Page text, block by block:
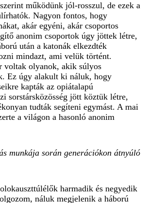
működünk jól-rosszul, de ezek a
Nagyon fontos, hogy
akár egyéni, akár csoportos
anonim csoportok úgy jöttek létre,
után a katonák elkezdték
mindazt, ami velük történt.
voltak olyanok, akik súlyos
Ez úgy alakult ki náluk, hogy
kapták az opiátalapú
sorstársközösség jött köztük létre,
tudták segíteni egymást. A mai
a világon a hasonló anonim
munkája során generációkon átnyúló
harmadik és negyedik
náluk megjelenik a háború